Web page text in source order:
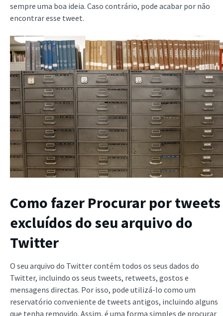
sempre uma boa ideia. Caso contrário, pode acabar por não
encontrar esse tweet.
Como fazer Procurar por tweets
excluídos do seu arquivo do
Twitter
O seu arquivo do Twitter contém todos os seus dados do
Twitter, incluindo os seus tweets, retweets, gostos e
mensagens directas. Por isso, pode utilizá-lo como um
reservatório conveniente de tweets antigos, incluindo alguns
que tenha removido. Assim, é uma forma simples de procurar